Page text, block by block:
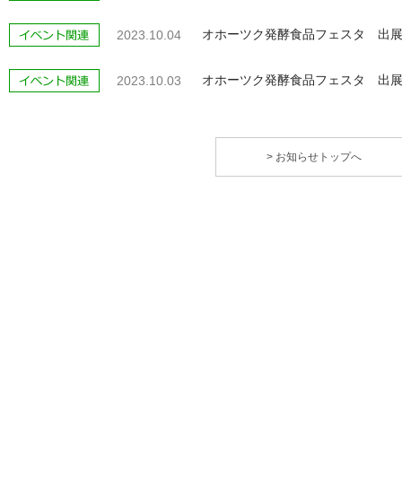
2023.10.04 オホーツク発酵食品フェスタ 出
2023.10.03 オホーツク発酵食品フェスタ 出
> お知らせトップへ